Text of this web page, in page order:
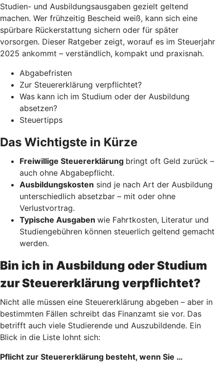
Studien- und Ausbildungsausgaben gezielt geltend
machen. Wer frühzeitig Bescheid weiß, kann sich eine
spürbare Rückerstattung sichern oder für später
vorsorgen. Dieser Ratgeber zeigt, worauf es im Steuerjahr
2025 ankommt – verständlich, kompakt und praxisnah.
Abgabefristen
Zur Steuererklärung verpflichtet?
Was kann ich im Studium oder der Ausbildung
absetzen?
Steuertipps
Das Wichtigste in Kürze
Freiwillige Steuererklärung bringt oft Geld zurück –
auch ohne Abgabepflicht.
Ausbildungskosten sind je nach Art der Ausbildung
unterschiedlich absetzbar – mit oder ohne
Verlustvortrag.
Typische Ausgaben wie Fahrtkosten, Literatur und
Studiengebühren können steuerlich geltend gemacht
werden.
Bin ich in Ausbildung oder Studium
zur Steuererklärung verpflichtet?
Nicht alle müssen eine Steuererklärung abgeben – aber in
bestimmten Fällen schreibt das Finanzamt sie vor. Das
betrifft auch viele Studierende und Auszubildende. Ein
Blick in die Liste lohnt sich:
Pflicht zur Steuererklärung besteht, wenn Sie …